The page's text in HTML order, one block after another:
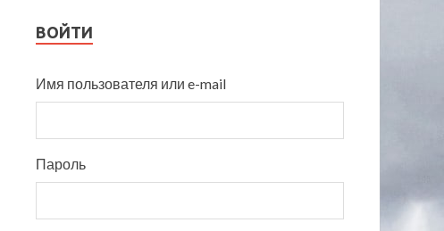
ВОЙТИ
Имя пользователя или e-mail
Пароль